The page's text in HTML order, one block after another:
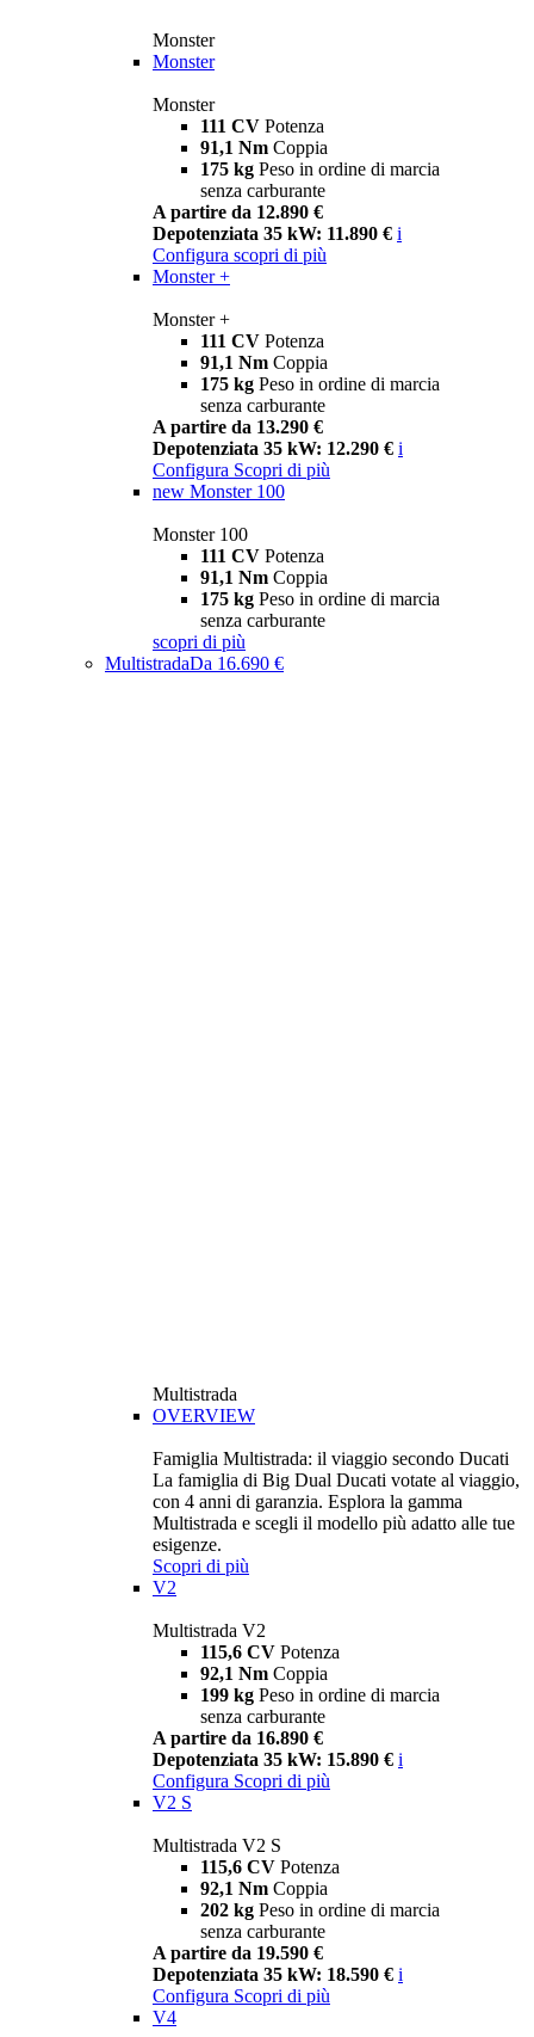
Monster
Monster
Monster
111 CV Potenza
91,1 Nm Coppia
175 kg Peso in ordine di marcia
senza carburante
A partire da 12.890 €
Depotenziata 35 kW: 11.890 € i
Configura scopri di più
Monster +
Monster +
111 CV Potenza
91,1 Nm Coppia
175 kg Peso in ordine di marcia
senza carburante
A partire da 13.290 €
Depotenziata 35 kW: 12.290 € i
Configura Scopri di più
new Monster 100
Monster 100
111 CV Potenza
91,1 Nm Coppia
175 kg Peso in ordine di marcia
senza carburante
scopri di più
MultistradaDa 16.690 €
Multistrada
OVERVIEW
Famiglia Multistrada: il viaggio secondo Ducati
La famiglia di Big Dual Ducati votate al viaggio,
con 4 anni di garanzia. Esplora la gamma
Multistrada e scegli il modello più adatto alle tue
esigenze.
Scopri di più
V2
Multistrada V2
115,6 CV Potenza
92,1 Nm Coppia
199 kg Peso in ordine di marcia
senza carburante
A partire da 16.890 €
Depotenziata 35 kW: 15.890 € i
Configura Scopri di più
V2 S
Multistrada V2 S
115,6 CV Potenza
92,1 Nm Coppia
202 kg Peso in ordine di marcia
senza carburante
A partire da 19.590 €
Depotenziata 35 kW: 18.590 € i
Configura Scopri di più
V4